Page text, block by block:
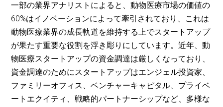
一部の業界アナリストによると、動物医療市場の価値の
60%はイノベーションによって牽引されており、これは
動物医療業界の成長軌道を維持する上でスタートアップ
が果たす重要な役割を浮き彫りにしています。近年、動
物医療スタートアップの資金調達は厳しくなっており、
資金調達のためにスタートアップはエンジェル投資家、
ファミリーオフィス、ベンチャーキャピタル、プライベ
ートエクイティ、戦略的パートナーシップなど、多様な